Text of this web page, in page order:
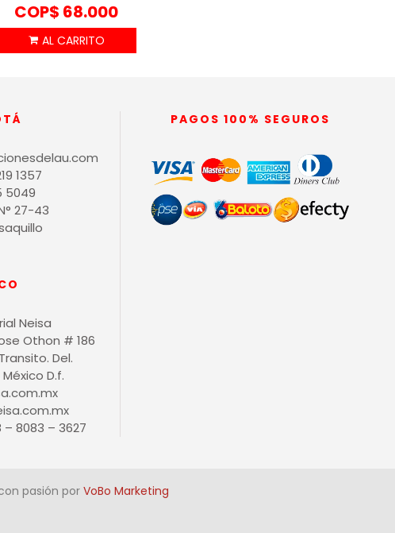
COP$ 68.000
1357
5049
27-43
Neisa
Othon # 186
Del.
D.f.
8083 – 3627
PAGOS 100% SEGUROS
pasión por VoBo Marketing